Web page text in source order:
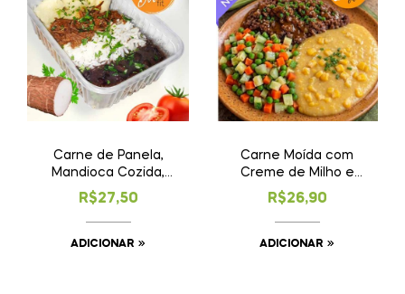
Carne de Panela,
Mandioca Cozida,
Arroz e Feijão ★
Campeira
R$27,50
ADICIONAR
Carne Moída com
Creme de Milho e
Legumes ★
Novidade!
R$26,90
ADICIONAR